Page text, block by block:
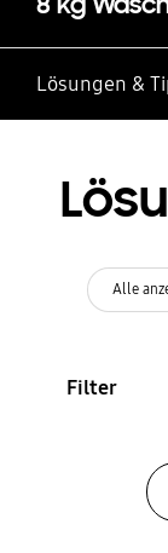
Lösungen &
Alle
Filter